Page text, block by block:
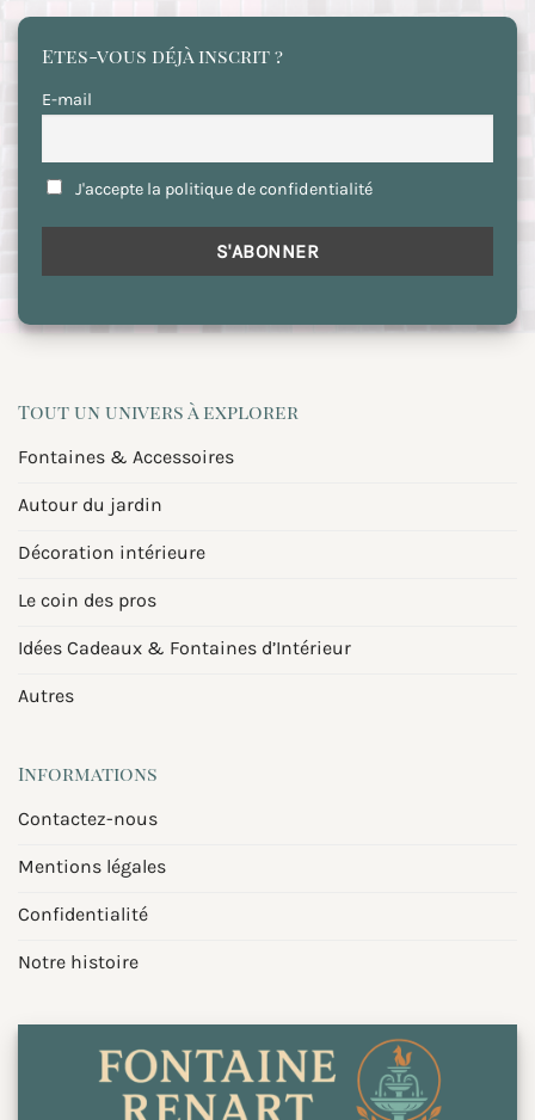
Etes-vous déjà inscrit ?
E-mail
J'accepte la politique de confidentialité
Tout un univers à explorer
Fontaines & Accessoires
Autour du jardin
Décoration intérieure
Le coin des pros
Idées Cadeaux & Fontaines d’Intérieur
Autres
Informations
Contactez-nous
Mentions légales
Confidentialité
Notre histoire